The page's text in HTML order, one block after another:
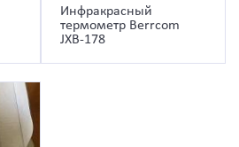
Инфракрасный
термометр Berrcom
JXB-178